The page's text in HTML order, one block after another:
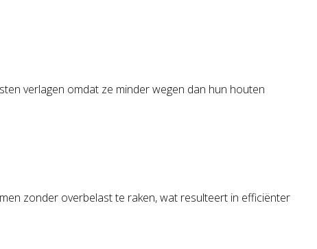
verlagen omdat ze minder wegen dan hun houten
zonder overbelast te raken, wat resulteert in efficiënter